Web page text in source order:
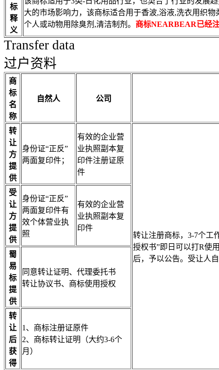
标
释
义
大的市场影响力，该商标适合用于香波,浴液,洗衣用织
个人或动物用除臭剂,清洁制剂。 商标NEARBEAR已经
Transfer data
过户资料
商
标
名
称
自然人 公司
转
让
方
提
供
身份证“正反”
两面复印件；
有效的企业营
业执照副本复
印件注册证原
件
转让注册商标，3-7个工
授权书”即日可以打R使
后，予以公告。受让人
受
让
方
提
供
身份证“正反”
两面复印件有
效个体营业执
照
有效的企业营
业执照副本复
印件
蜀
易
标
提
供
同意转让证明、代理委托书
转让协议书、商标使用授权
转
让
后
获
得
1、商标注册证原件
2、商标转让证明（大约3-6个
月）